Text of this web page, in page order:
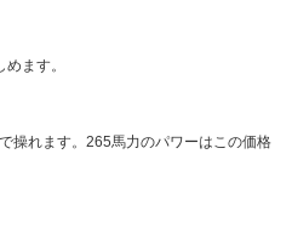
ます。
操れます。265馬力のパワーはこの価格